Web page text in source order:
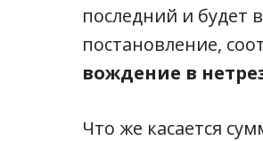
последний и будет
постановление,
вождение в
Что же касается